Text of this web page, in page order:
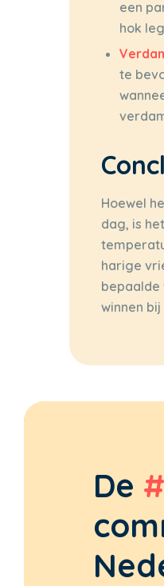
een
hok
te
Hoewel
dag, is
harige
bepaalde
winnen
De